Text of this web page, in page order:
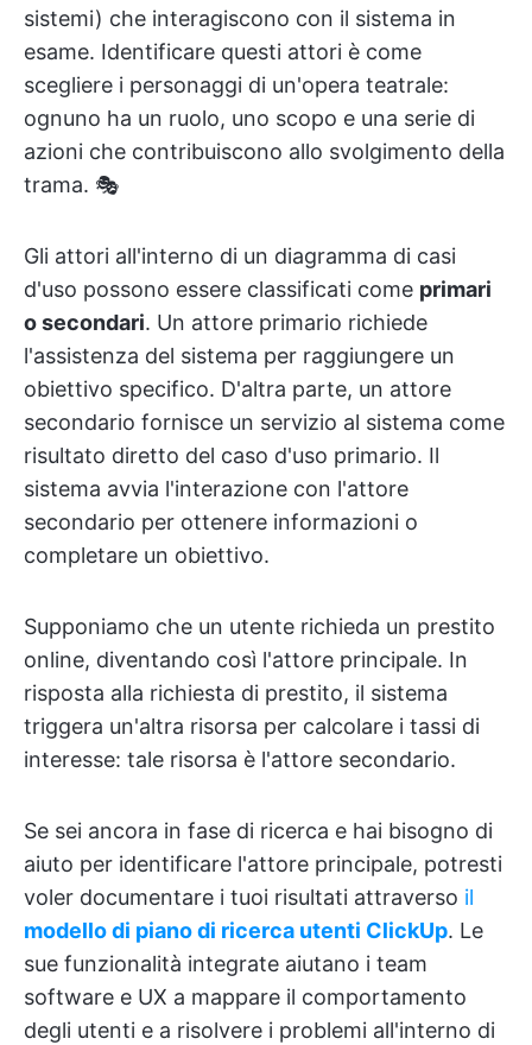
sistemi) che interagiscono con il sistema in
esame. Identificare questi attori è come
scegliere i personaggi di un'opera teatrale:
ognuno ha un ruolo, uno scopo e una serie di
azioni che contribuiscono allo svolgimento della
trama. 🎭
Gli attori all'interno di un diagramma di casi
d'uso possono essere classificati come primari
o secondari. Un attore primario richiede
l'assistenza del sistema per raggiungere un
obiettivo specifico. D'altra parte, un attore
secondario fornisce un servizio al sistema come
risultato diretto del caso d'uso primario. Il
sistema avvia l'interazione con l'attore
secondario per ottenere informazioni o
completare un obiettivo.
Supponiamo che un utente richieda un prestito
online, diventando così l'attore principale. In
risposta alla richiesta di prestito, il sistema
triggera un'altra risorsa per calcolare i tassi di
interesse: tale risorsa è l'attore secondario.
Se sei ancora in fase di ricerca e hai bisogno di
aiuto per identificare l'attore principale, potresti
voler documentare i tuoi risultati attraverso il
modello di piano di ricerca utenti ClickUp. Le
sue funzionalità integrate aiutano i team
software e UX a mappare il comportamento
degli utenti e a risolvere i problemi all'interno di